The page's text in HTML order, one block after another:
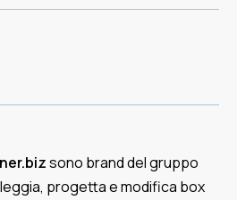
sono brand del gruppo
progetta e modifica box